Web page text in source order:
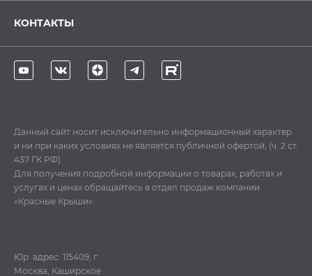
КОНТАКТЫ
Данный сайт носит исключительно информационный характер
и ни при каких условиях не является публичной офертой, (ч. 2 ст.
437 ГК РФ)
Для получения подробной информации о товарах, работах и
услугах и ценах обращайтесь в отдел продаж компании
«Красные Крыши».
Юр. адрес: 115409, г.
Москва, Каширское